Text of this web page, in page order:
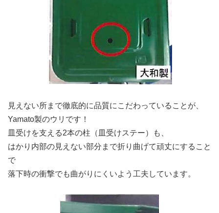
見えない所まで徹底的に品質にこだわっていることが、
Yamato製のウリです！
皿受けを支える2本の柱（皿受けステー）も、
はかり内部の見えない部分まで折り曲げて頑丈にすること
で
落下時の衝撃でも曲がりにくいよう工夫しています。